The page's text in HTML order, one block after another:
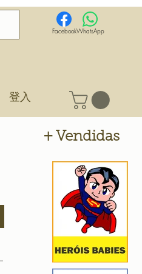
FacebookWhatsApp
登入
+ Vendidas